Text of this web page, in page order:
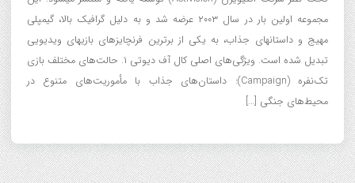
مجموعه اولین بار در سال ۲۰۰۳ عرضه شد و به دلیل گرافیک بالا، گیمپلی
مهیج و داستانهای جذاب، به یکی از برترین فرنچایزهای بازیهای ویدیویی
تبدیل شده است. ویژگی‌های اصلی کال آف دیوتی ۱. حالت‌های مختلف بازی
تک‌نفره (Campaign): داستان‌های جذاب با مأموریت‌های متنوع در
محیط‌های جنگی […]